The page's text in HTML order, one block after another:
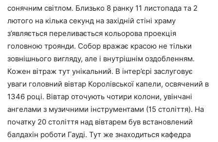
сонячним світлом. Близько 8 ранку 11 листопада та 2
лютого на кілька секунд на західній стіні храму
з’являється переливається кольорова проекція
головною троянди. Собор вражає красою не тільки
зовнішнього вигляду, але і внутрішнім оздобленням.
Кожен вітраж тут унікальний. В інтер’єрі заслуговує
уваги головний вівтар Королівської капели, освячений в
1346 році. Вівтар оточують чотири колони, увінчані
ангелами з музичними інструментами (15 століття). На
початку 20 століття над вівтарем був встановлений
балдахін роботи Гауді. Тут же знаходиться кафедра